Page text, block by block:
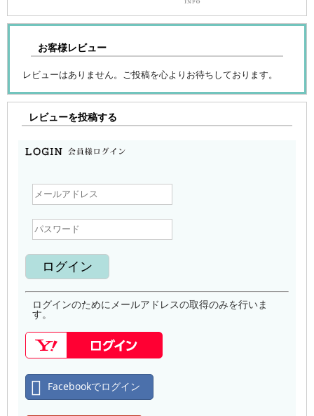
お客様レビュー
レビューはありません。ご投稿を心よりお待ちしております。
レビューを投稿する
ログインのためにメールアドレスの取得のみを行いま
す。
Facebookでログイン